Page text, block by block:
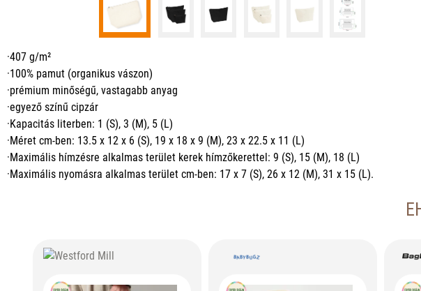
·407 g/m²
·100% pamut (organikus vászon)
·prémium minőségű, vastagabb anyag
·egyező színű cipzár
·Kapacitás literben: 1 (S), 3 (M), 5 (L)
·Méret cm-ben: 13.5 x 12 x 6 (S), 19 x 18 x 9 (M), 23 x 22.5 x 11 (L)
·Maximális hímzésre alkalmas terület kerek hímzőkerettel: 9 (S), 15 (M), 18 (L)
·Maximális nyomásra alkalmas terület cm-ben: 17 x 7 (S), 26 x 12 (M), 31 x 15 (L).